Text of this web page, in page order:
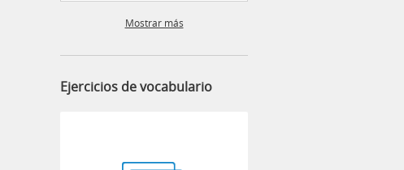
Mostrar más
Ejercicios de vocabulario